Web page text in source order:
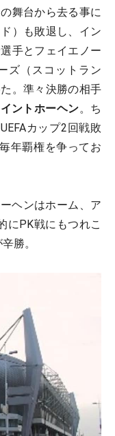
舞台から去る事に
）も敗退し、イン
手とフェイエノー
ズ（スコットラン
。準々決勝の相手
ントホーヘン。ち
カップ2回戦敗
年覇権を争ってお
ヘンはホーム、ア
にPK戦にもつれこ
勝。